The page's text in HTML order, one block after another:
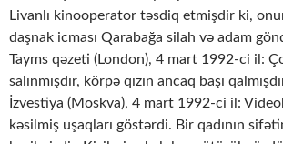
Livanlı kinooperator təsdiq etmişdir ki,
daşnak icması Qarabağa silah və adam
Tayms qəzeti (London), 4 mart 1992-ci il:
salınmışdır, körpə qızın ancaq başı
İzvestiya (Moskva), 4 mart 1992-ci il:
kəsilmiş uşaqları göstərdi. Bir qadının